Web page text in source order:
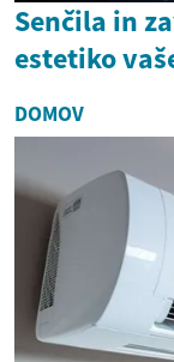
Senčila in
estetiko
DOMOV